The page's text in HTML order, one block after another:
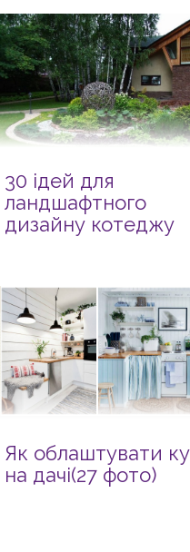
30 ідей для
ландшафтного
дизайну котеджу
Як облаштувати
на дачі(27 фото)